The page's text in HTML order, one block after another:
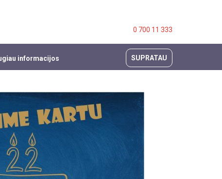
0 700 11 333
informacijos SUPRATAU